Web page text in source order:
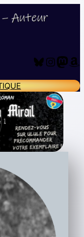
Bluesky InstagramMastodon Amazon